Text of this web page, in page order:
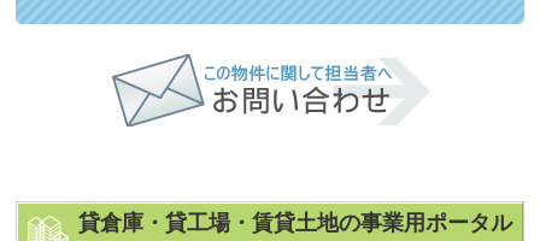
貸倉庫・貸工場・賃貸土地の事業用ポータル